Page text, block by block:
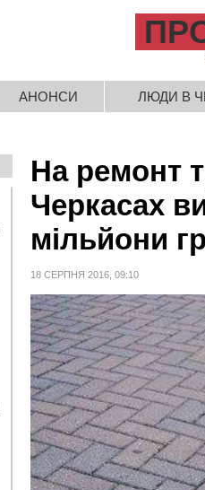
АНОНСИ ЛЮДИ В
На ремонт
Черкасах
мільйони
18 СЕРПНЯ 2016, 09:10